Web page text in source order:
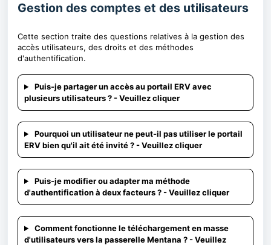
Gestion des comptes et des utilisateurs
Cette section traite des questions relatives à la gestion des
accès utilisateurs, des droits et des méthodes
d'authentification.
Puis-je partager un accès au portail ERV avec
plusieurs utilisateurs ? - Veuillez cliquer
Pourquoi un utilisateur ne peut-il pas utiliser le portail
ERV bien qu'il ait été invité ? - Veuillez cliquer
Puis-je modifier ou adapter ma méthode
d'authentification à deux facteurs ? - Veuillez cliquer
Comment fonctionne le téléchargement en masse
d'utilisateurs vers la passerelle Mentana ? - Veuillez